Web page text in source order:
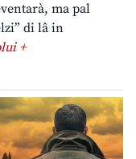
ma pal
di lâ in
+